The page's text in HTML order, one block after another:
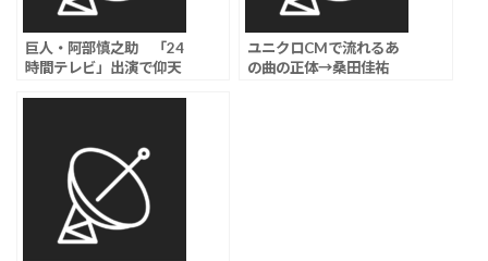
巨人・阿部慎之助 「24
時間テレビ」出演で仰天
ユニクロCMで流れるあ
の曲の正体→桑田佳祐